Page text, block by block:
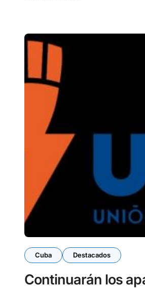
Cuba Destacados
Continuarán los